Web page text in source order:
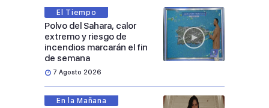
El Tiempo
Polvo del Sahara, calor
extremo y riesgo de
incendios marcarán el fin
de semana
7 Agosto 2026
En la Mañana